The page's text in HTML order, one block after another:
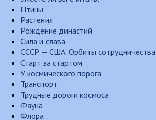
Птицы
Растения
Рождение династий
Сила и слава
СССР — США. Орбиты сотрудничества
Старт за стартом
У космического порога
Транспорт
Трудные дороги космоса
Фауна
Флора